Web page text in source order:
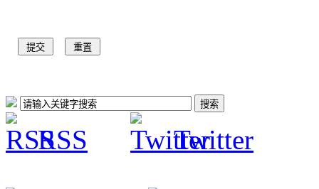
RSS Twitter